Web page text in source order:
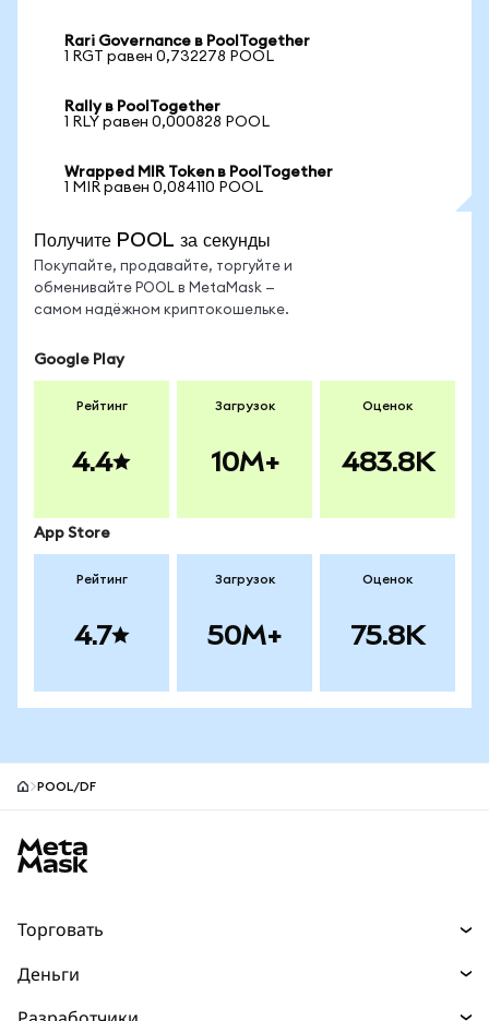
Rari Governance в PoolTogether
1 RGT равен 0,732278 POOL
Rally в PoolTogether
1 RLY равен 0,000828 POOL
Wrapped MIR Token в PoolTogether
1 MIR равен 0,084110 POOL
Получите POOL за секунды
Покупайте, продавайте, торгуйте и
обменивайте POOL в MetaMask —
самом надёжном криптокошельке.
Google Play
Рейтинг
4.4
Загрузок
10M+
Оценок
483.8K
App Store
Рейтинг
4.7
Загрузок
50M+
Оценок
75.8K
POOL/DF
Торговать
Деньги